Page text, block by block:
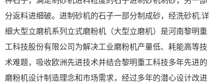
分返料进细破。进制砂机的石子一部分制成砂，经洗砂机.详
细大型立磨机系列立式磨粉机（大型立磨机）是河南黎明重
工科技股份有限公司为解决工业磨粉机产量低、耗能高等技
术难题，吸收欧洲先进技术并结合黎明重工科技多年先进的
磨粉机设计制造理念和市场需求，经过多年的潜心设计改进